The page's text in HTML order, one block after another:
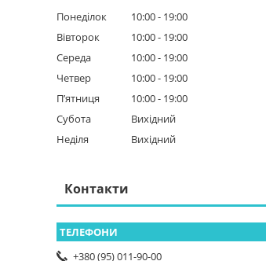
Понеділок 10:00
19:00
Вівторок
10:00
19:00
Середа
10:00
19:00
Четвер
10:00
19:00
Пʼятниця
10:00
19:00
Субота
Вихідний
Неділя
Вихідний
Контакти
+380 (95) 011-90-00